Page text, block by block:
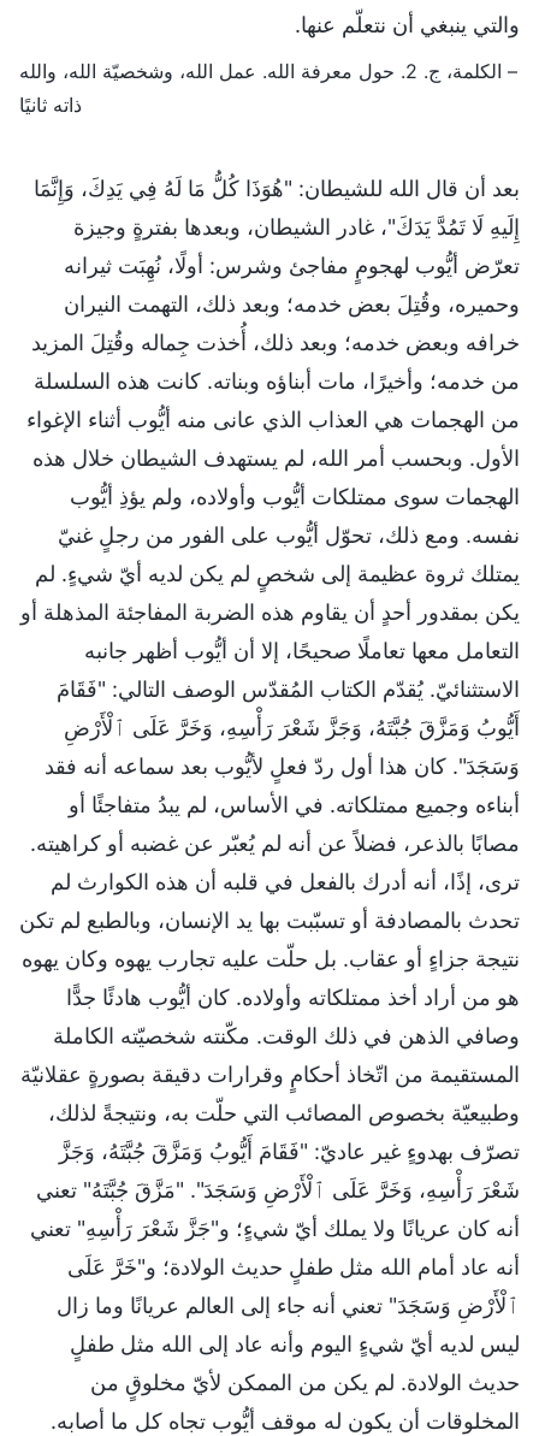
والتي ينبغي أن نتعلّم عنها.
– الكلمة، ج. 2. حول معرفة الله. عمل الله، وشخصيّة الله، والله
ذاته ثانيًا
بعد أن قال الله للشيطان: "هُوَذَا كُلُّ مَا لَهُ فِي يَدِكَ، وَإِنَّمَا
إِلَيهِ لَا تَمُدَّ يَدَكَ"، غادر الشيطان، وبعدها بفترةٍ وجيزة
تعرّض أيُّوب لهجومٍ مفاجئ وشرس: أولًا، نُهِبَت ثيرانه
وحميره، وقُتِلَ بعض خدمه؛ وبعد ذلك، التهمت النيران
خرافه وبعض خدمه؛ وبعد ذلك، أُخذت جِماله وقُتِلَ المزيد
من خدمه؛ وأخيرًا، مات أبناؤه وبناته. كانت هذه السلسلة
من الهجمات هي العذاب الذي عانى منه أيُّوب أثناء الإغواء
الأول. وبحسب أمر الله، لم يستهدف الشيطان خلال هذه
الهجمات سوى ممتلكات أيُّوب وأولاده، ولم يؤذِ أيُّوب
نفسه. ومع ذلك، تحوّل أيُّوب على الفور من رجلٍ غنيّ
يمتلك ثروة عظيمة إلى شخصٍ لم يكن لديه أيّ شيءٍ. لم
يكن بمقدور أحدٍ أن يقاوم هذه الضربة المفاجئة المذهلة أو
التعامل معها تعاملًا صحيحًا، إلا أن أيُّوب أظهر جانبه
الاستثنائيّ. يُقدّم الكتاب المُقدّس الوصف التالي: "فَقَامَ
أَيُّوبُ وَمَزَّقَ جُبَّتَهُ، وَجَزَّ شَعْرَ رَأْسِهِ، وَخَرَّ عَلَى ٱلْأَرْضِ
وَسَجَدَ". كان هذا أول ردّ فعلٍ لأيُّوب بعد سماعه أنه فقد
أبناءه وجميع ممتلكاته. في الأساس، لم يبدُ متفاجئًا أو
مصابًا بالذعر، فضلاً عن أنه لم يُعبّر عن غضبه أو كراهيته.
ترى، إذًا، أنه أدرك بالفعل في قلبه أن هذه الكوارث لم
تحدث بالمصادفة أو تسبّبت بها يد الإنسان، وبالطبع لم تكن
نتيجة جزاءٍ أو عقاب. بل حلّت عليه تجارب يهوه وكان يهوه
هو من أراد أخذ ممتلكاته وأولاده. كان أيُّوب هادئًا جدًّا
وصافي الذهن في ذلك الوقت. مكّنته شخصيّته الكاملة
المستقيمة من اتّخاذ أحكامٍ وقرارات دقيقة بصورةٍ عقلانيّة
وطبيعيّة بخصوص المصائب التي حلّت به، ونتيجةً لذلك،
تصرّف بهدوءٍ غير عاديّ: "فَقَامَ أَيُّوبُ وَمَزَّقَ جُبَّتَهُ، وَجَزَّ
شَعْرَ رَأْسِهِ، وَخَرَّ عَلَى ٱلْأَرْضِ وَسَجَدَ". "مَزَّقَ جُبَّتَهُ" تعني
أنه كان عريانًا ولا يملك أيّ شيءٍ؛ و"جَزَّ شَعْرَ رَأْسِهِ" تعني
أنه عاد أمام الله مثل طفلٍ حديث الولادة؛ و"خَرَّ عَلَى
ٱلْأَرْضِ وَسَجَدَ" تعني أنه جاء إلى العالم عريانًا وما زال
ليس لديه أيّ شيءٍ اليوم وأنه عاد إلى الله مثل طفلٍ
حديث الولادة. لم يكن من الممكن لأيّ مخلوقٍ من
المخلوقات أن يكون له موقف أيُّوب تجاه كل ما أصابه.